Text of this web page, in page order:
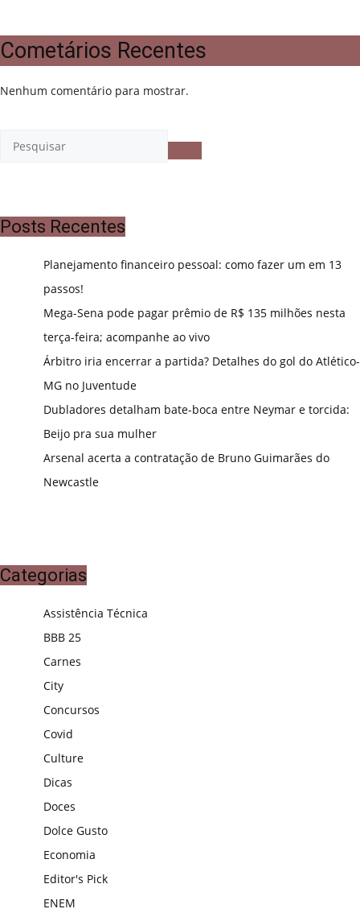
Cometários Recentes
Nenhum comentário para mostrar.
Posts Recentes
Planejamento financeiro pessoal: como fazer um em 13
passos!
Mega-Sena pode pagar prêmio de R$ 135 milhões nesta
terça-feira; acompanhe ao vivo
Árbitro iria encerrar a partida? Detalhes do gol do Atlético-
MG no Juventude
Dubladores detalham bate-boca entre Neymar e torcida:
Beijo pra sua mulher
Arsenal acerta a contratação de Bruno Guimarães do
Newcastle
Categorias
Assistência Técnica
BBB 25
Carnes
City
Concursos
Covid
Culture
Dicas
Doces
Dolce Gusto
Economia
Editor's Pick
ENEM